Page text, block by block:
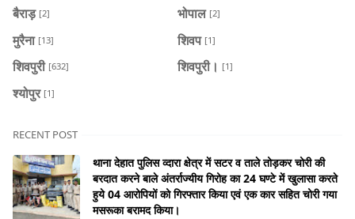
बैराड़ [2] भोपाल [2]
मुरैना [13] शिवप [1]
शिवपुरी [632] शिवपुरी। [1]
श्योपुर [1]
RECENT POST
थाना देहात पुलिस व्दारा क्षेत्र में सटर व ताले तोड़कर चोरी की
बरदात करने बाले अंतर्राज्यीय गिरोह का 24 घण्टे में खुलासा करते
हुये 04 आरोपियों को गिरफ्तार किया एवं एक कार सहित चोरी गया
मसरूका बरामद किया।